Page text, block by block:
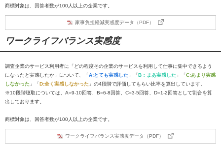
商標対象は、回答者数が100人以上の企業です。
家事負担軽減実感度データ（PDF）
ワークライフバランス実感度
調査企業のサービス利用者に「どの程度その企業のサービスを利用して仕事に集中できるよう
になったと実感したか」について、「A:とても実感した 」「B：まあ実感した 」「C:あまり実感
しなかった 」「D:全く実感しなかった 」の4段階で評価してもらい比率を算出しています。
※10段階聴取については、A=9-10回答、B=6-8回答、C=3-5回答、D=1-2回答として割合を算
出しております。
商標対象は、回答者数が100人以上の企業です。
ワークライフバランス実感度データ（PDF）